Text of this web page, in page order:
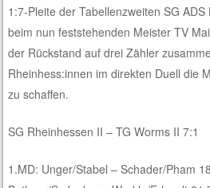
1:7-Pleite der Tabellenzweiten SG
beim nun feststehenden Meister TV
der Rückstand auf drei Zähler
Rheinhess:innen im direkten Duell die
zu schaffen.
SG Rheinhessen II – TG Worms II 7:1
1.MD: Unger/Stabel – Schader/Pham